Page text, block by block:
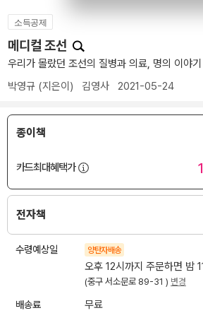
소득공제
메디컬 조선
우리가 몰랐던 조선의 질병과 의료, 명의 이야기
박영규 (지은이) 김영사 2021-05-24
종이책
카드최대혜택가
전자책
수령예상일 양탄자배송
오후 12시까지 주문하면 밤
(중구 서소문로 89-31 ) 변경
배송료 무료